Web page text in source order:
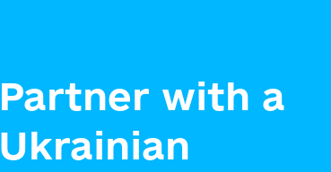
Partner with a
Ukrainian